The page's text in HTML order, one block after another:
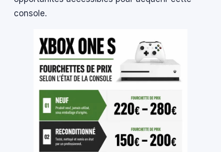
console.